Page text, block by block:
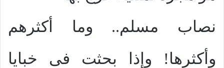
نصاب مسلم.. وما أكثرهم
وأكثرها! وإذا بحثت فى خبايا